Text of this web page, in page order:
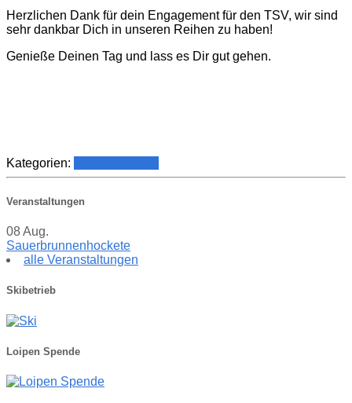
Herzlichen Dank für dein Engagement für den TSV, wir sind
sehr dankbar Dich in unseren Reihen zu haben!
Genieße Deinen Tag und lass es Dir gut gehen.
Kategorien:
Veranstaltungen
08Aug.
Sauerbrunnenhockete
alle Veranstaltungen
Skibetrieb
Loipen Spende